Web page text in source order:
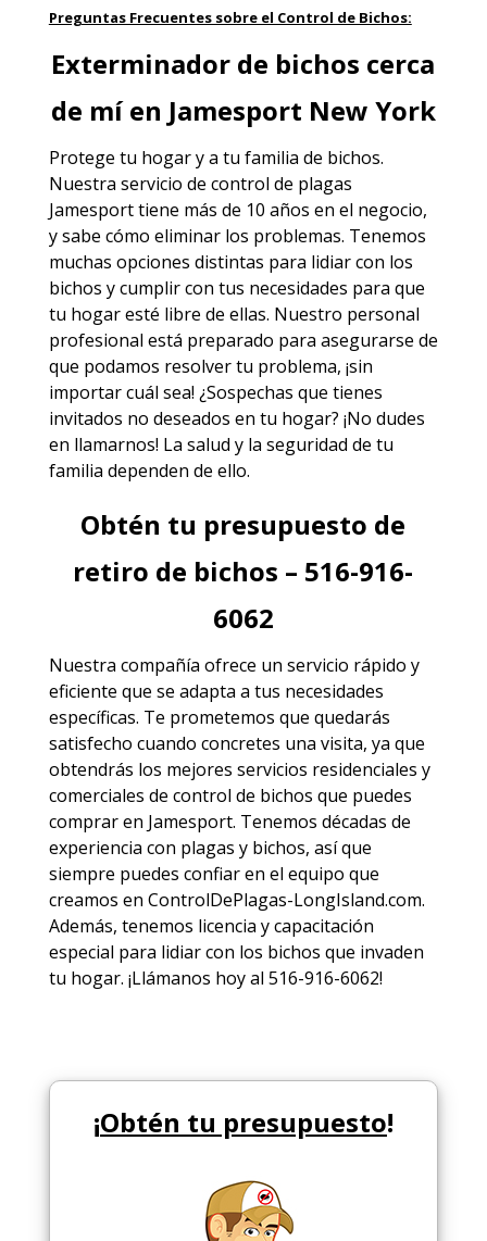
Preguntas Frecuentes sobre el Control de Bichos:
Exterminador de bichos cerca
de mí en Jamesport New York
Protege tu hogar y a tu familia de bichos.
Nuestra servicio de control de plagas
Jamesporttiene más de 10 años en el negocio,
y sabe cómo eliminar los problemas. Tenemos
muchas opciones distintas para lidiar con los
bichos y cumplir con tus necesidades para que
tu hogar esté libre de ellas. Nuestro personal
profesional está preparado para asegurarse de
que podamos resolver tu problema, ¡sin
importar cuál sea! ¿Sospechas que tienes
invitados no deseados en tu hogar? ¡No dudes
en llamarnos! La salud y la seguridad de tu
familia dependen de ello.
Obtén tu presupuesto de
retiro de bichos – 516-916-
6062
Nuestra compañía ofrece un servicio rápido y
eficiente que se adapta a tus necesidades
específicas. Te prometemos que quedarás
satisfecho cuando concretes una visita, ya que
obtendrás los mejores servicios residenciales y
comerciales de control de bichos que puedes
comprar en Jamesport. Tenemos décadas de
experiencia con plagas y bichos, así que
siempre puedes confiar en el equipo que
creamos en ControlDePlagas-LongIsland.com.
Además, tenemos licencia y capacitación
especial para lidiar con los bichos que invaden
tu hogar. ¡Llámanos hoy al 516-916-6062!
¡Obtén tu presupuesto!